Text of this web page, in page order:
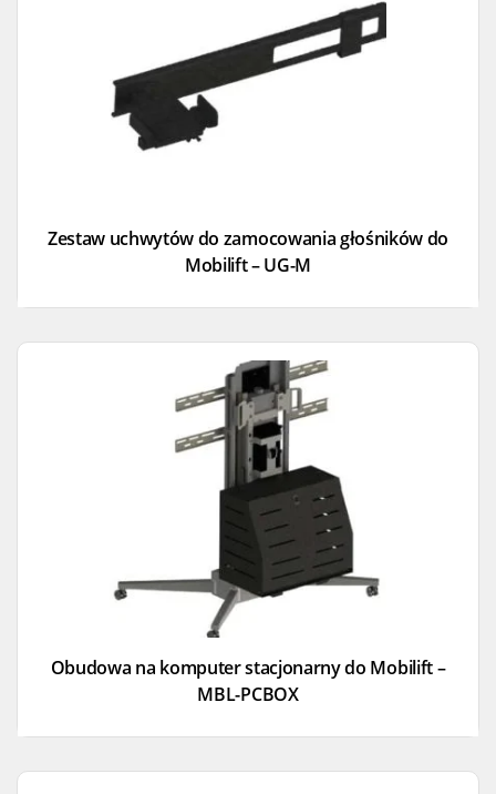
Zestaw uchwytów do zamocowania głośników do
Mobilift – UG-M
Obudowa na komputer stacjonarny do Mobilift –
MBL-PCBOX